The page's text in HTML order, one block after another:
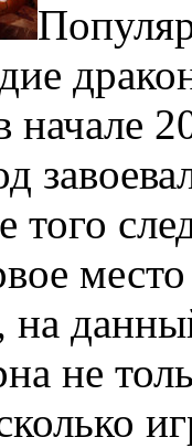
начале
того
на
не